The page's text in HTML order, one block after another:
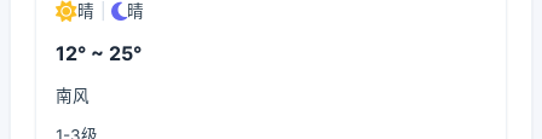
晴 晴
12° ~ 25°
南风